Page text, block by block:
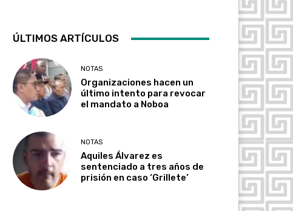
ÚLTIMOS ARTÍCULOS
NOTAS
Organizaciones hacen un
último intento para revocar
el mandato a Noboa
NOTAS
Aquiles Álvarez es
sentenciado a tres años de
prisión en caso ‘Grillete’